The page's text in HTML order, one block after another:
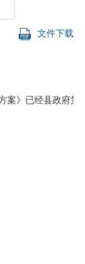
文件下载
》已经县政府第